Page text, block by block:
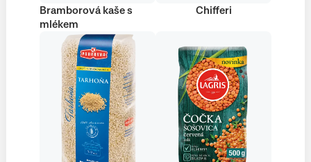
Bramborová kaše s
mlékem
Chifferi